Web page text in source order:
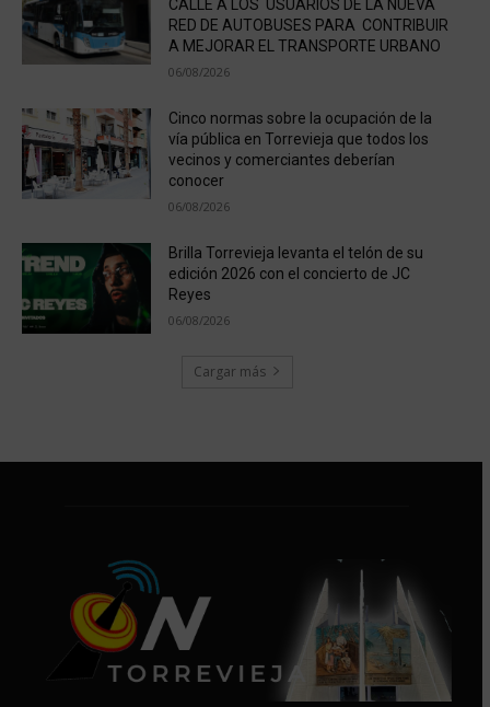
CALLE A LOS USUARIOS DE LA NUEVA
RED DE AUTOBUSES PARA CONTRIBUIR
A MEJORAR EL TRANSPORTE URBANO
06/08/2026
Cinco normas sobre la ocupación de la
vía pública en Torrevieja que todos los
vecinos y comerciantes deberían
conocer
06/08/2026
Brilla Torrevieja levanta el telón de su
edición 2026 con el concierto de JC
Reyes
06/08/2026
Cargar más